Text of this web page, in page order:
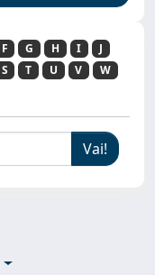
F G H I
J
S T U V
W